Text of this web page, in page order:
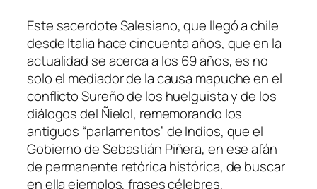
Este sacerdote Salesiano, que llegó a chile
desde Italia hace cincuenta años, que en la
actualidad se acerca a los 69 años, es no
solo el mediador de la causa mapuche en el
conflicto Sureño de los huelguista y de los
diálogos del Ñielol, rememorando los
antiguos “parlamentos” de Indios, que el
Gobierno de Sebastián Piñera, en ese afán
de permanente retórica histórica, de buscar
en ella ejemplos, frases célebres,